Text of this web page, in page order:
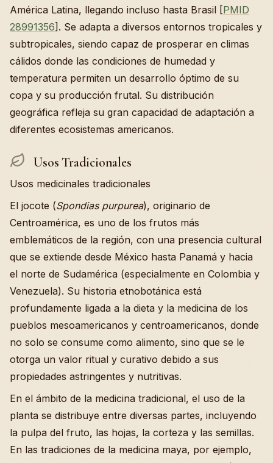
América Latina, llegando incluso hasta Brasil [PMID
28991356]. Se adapta a diversos entornos tropicales y
subtropicales, siendo capaz de prosperar en climas
cálidos donde las condiciones de humedad y
temperatura permiten un desarrollo óptimo de su
copa y su producción frutal. Su distribución
geográfica refleja su gran capacidad de adaptación a
diferentes ecosistemas americanos.
Usos Tradicionales
Usos medicinales tradicionales
El jocote (Spondias purpurea), originario de
Centroamérica, es uno de los frutos más
emblemáticos de la región, con una presencia cultural
que se extiende desde México hasta Panamá y hacia
el norte de Sudamérica (especialmente en Colombia y
Venezuela). Su historia etnobotánica está
profundamente ligada a la dieta y la medicina de los
pueblos mesoamericanos y centroamericanos, donde
no solo se consume como alimento, sino que se le
otorga un valor ritual y curativo debido a sus
propiedades astringentes y nutritivas.
En el ámbito de la medicina tradicional, el uso de la
planta se distribuye entre diversas partes, incluyendo
la pulpa del fruto, las hojas, la corteza y las semillas.
En las tradiciones de la medicina maya, por ejemplo,